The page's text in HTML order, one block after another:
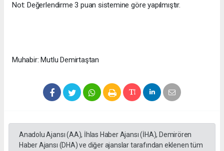
Not: Değerlendirme 3 puan sistemine göre yapılmıştır.
Muhabir: Mutlu Demirtaştan
Anadolu Ajansı (AA), İhlas Haber Ajansı (İHA), Demirören
Haber Ajansı (DHA) ve diğer ajanslar tarafından eklenen tüm